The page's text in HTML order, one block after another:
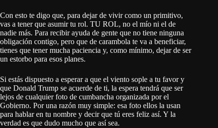
Con esto te digo que, para dejar de vivir como un primitivo,
vas a tener que asumir tu rol. TU ROL, no el mío ni el de
nadie más. Para recibir ayuda de gente que no tiene ninguna
obligación contigo, pero que de carambola te va a beneficiar,
tienes que tener mucha paciencia y, como mínimo, dejar de ser
un estorbo para esos planes.
Si estás dispuesto a esperar a que el viento sople a tu favor y
que Donald Trump se acuerde de ti, la espera tendrá que ser
lejos de cualquier foto de cumbancha organizada por el
Gobierno. Por una razón muy simple: esa foto ellos la usan
para hablar en tu nombre y decir que tú eres feliz así. Y la
verdad es que dudo mucho que así sea.